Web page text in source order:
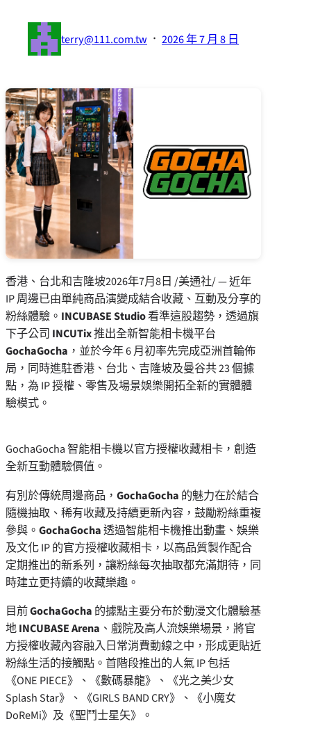
terry@111.com.tw · 2026 年 7 月 8 日
香港、台北和吉隆坡2026年7月8日 /美通社/ — 近年
IP 周邊已由單純商品演變成結合收藏、互動及分享的
粉絲體驗。 INCUBASE Studio看準這股趨勢，透過旗
下子公司 INCUTix推出全新智能相卡機平台
GochaGocha ，並於今年 6 月初率先完成亞洲首輪佈
局， 同時進駐香港、台北、吉隆坡及曼谷共 23 個據
點 ，為 IP 授權、零售及場景娛樂開拓全新的實體體
驗模式。
GochaGocha 智能相卡機以官方授權收藏相卡，創造
全新互動體驗價值。
有別於傳統周邊商品， GochaGocha 的魅力在於結合
隨機抽取、稀有收藏及持續更新內容，鼓勵粉絲重複
參與。 GochaGocha透過智能相卡機推出動畫、娛樂
及文化 IP 的官方授權收藏相卡，以高品質製作配合
定期推出的新系列，讓粉絲每次抽取都充滿期待，同
時建立更持續的收藏樂趣。
目前GochaGocha 的據點主要分布於動漫文化體驗基
地INCUBASE Arena 、戲院及高人流娛樂場景，將官
方授權收藏內容融入日常消費動線之中，形成更貼近
粉絲生活的接觸點。首階段推出的人氣 IP 包括
《ONE PIECE》、《數碼暴龍》、《光之美少女
Splash Star》、《GIRLS BAND CRY》、《小魔女
DoReMi》及《聖鬥士星矢》。